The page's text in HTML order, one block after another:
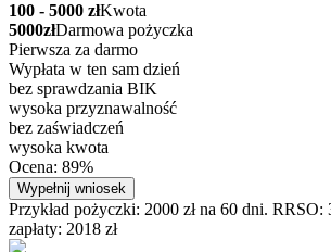
100 - 5000 złKwota
5000złDarmowa pożyczka
Pierwsza za darmo
Wypłata w ten sam dzień
bez sprawdzania BIK
wysoka przyznawalność
bez zaświadczeń
wysoka kwota
Ocena: 89%
Wypełnij wniosek
Przykład pożyczki: 2000 zł na 60 dni. RRSO:
zapłaty: 2018 zł